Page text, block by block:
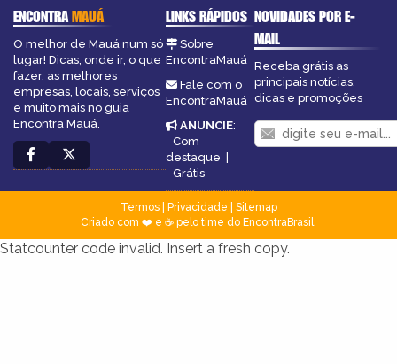
ENCONTRAMAUÁ
O melhor de Mauá num só
lugar! Dicas, onde ir, o que
fazer, as melhores
empresas, locais, serviços
e muito mais no guia
Encontra Mauá.
LINKS RÁPIDOS
Sobre
EncontraMauá
Fale com o
EncontraMauá
ANUNCIE:
Com
destaque
Grátis
NOVIDADES POR E-
MAIL
Receba grátis as
principais notícias,
dicas e promoções
Termos| Privacidade
Sitemap
Criado com ❤️ e ☕ pelo time do EncontraBrasil
Statcounter code invalid. Insert a fresh copy.